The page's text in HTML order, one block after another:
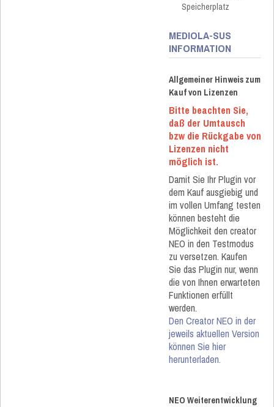
Speicherplatz
MEDIOLA-SUS
INFORMATION
Allgemeiner Hinweis zum
Kauf von Lizenzen
Bitte beachten Sie,
daß der Umtausch
bzw die Rückgabe von
Lizenzen nicht
möglich ist.
Damit Sie Ihr Plugin vor
dem Kauf ausgiebig und
im vollen Umfang testen
können besteht die
Möglichkeit den creator
NEO in den Testmodus
zu versetzen. Kaufen
Sie das Plugin nur, wenn
die von Ihnen erwarteten
Funktionen erfüllt
werden.
Den Creator NEO in der
jeweils aktuellen Version
können Sie hier
herunterladen.
NEO Weiterentwicklung